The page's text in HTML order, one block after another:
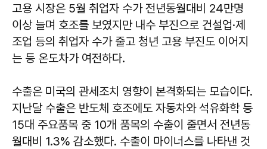
고용 시장은 5월 취업자 수가 전년동월대비 24만명
이상 늘며 호조를 보였지만 내수 부진으로 건설업·제
조업 등의 취업자 수가 줄고 청년 고용 부진도 이어지
는 등 온도차가 여전하다.
수출은 미국의 관세조치 영향이 본격화되는 모습이다.
지난달 수출은 반도체 호조에도 자동차와 석유화학 등
15대 주요품목 중 10개 품목의 수출이 줄면서 전년동
월대비 1.3% 감소했다. 수출이 마이너스를 나타낸 것